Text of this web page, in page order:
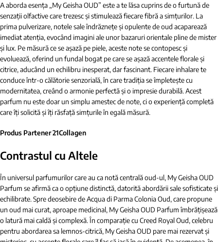
A aborda esența „My Geisha OUD” este a te lăsa cuprins de o furtună de
senzații olfactive care trezesc și stimulează fiecare fibră a simțurilor. La
prima pulverizare, notele sale îndrăznețe și opulente de oud acaparează
imediat atenția, evocând imagini ale unor bazaruri orientale pline de mister
și lux. Pe măsură ce se așază pe piele, aceste note se contopesc și
evoluează, oferind un fundal bogat pe care se așază accentele florale și
citrice, aducând un echilibru inesperat, dar fascinant. Fiecare inhalare te
conduce într-o călătorie senzorială, în care tradiția se împletește cu
modernitatea, creând o armonie perfectă și o impresie durabilă. Acest
parfum nu este doar un simplu amestec de note, ci o experiență completă
care îți solicită și îți răsfață simțurile în egală măsură.
Produs Partener 21Collagen
Contrastul cu Altele
În universul parfumurilor care au ca notă centrală oud-ul, My Geisha OUD
Parfum se afirmă ca o opțiune distinctă, datorită abordării sale sofisticate și
echilibrate. Spre deosebire de Acqua di Parma Colonia Oud, care propune
un oud mai curat, aproape medicinal, My Geisha OUD Parfum îmbrățișează
o latură mai caldă și complexă. În comparație cu Creed Royal Oud, celebru
pentru abordarea sa lemnos-citrică, My Geisha OUD pare mai rezervat și